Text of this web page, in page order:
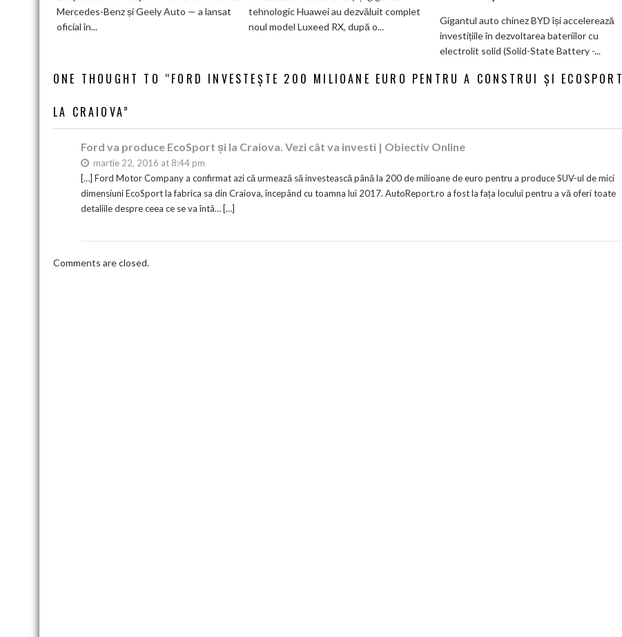
noua
Mercedes-Benz și Geely Auto — a lansat
oficial în...
electric
585
arată
tehnologic Huawei au dezvăluit complet
noul model Luxeed RX, după o...
brevete
pentru
bateriile
solid-
state
Gigantul auto chinez BYD își accelerează
investițiile în dezvoltarea bateriilor cu
electrolit solid (Solid-State Battery -...
ONE THOUGHT TO “FORD INVESTEȘTE 200 MILIOANE EURO PENTRU A CONSTRUI ȘI ECOSPORT
LA CRAIOVA”
Ford va produce EcoSport și la Craiova. Vezi cât va investi | Obiectiv Online
martie 22, 2016 at 8:44 pm
[…] Ford Motor Company a confirmat azi că urmează să investească până la 200 de milioane de euro pentru a produce SUV-ul de mici
dimensiuni EcoSport la fabrica sa din Craiova, începând cu toamna lui 2017. AutoReport.ro a fost la fața locului pentru a vă oferi toate
detaliile despre ceea ce se va întâ… […]
Comments are closed.